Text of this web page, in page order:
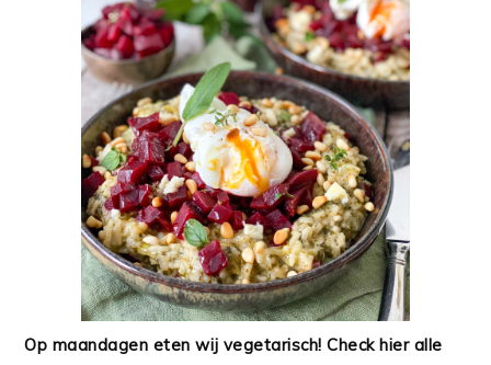
Op maandagen eten wij vegetarisch! Check hier alle